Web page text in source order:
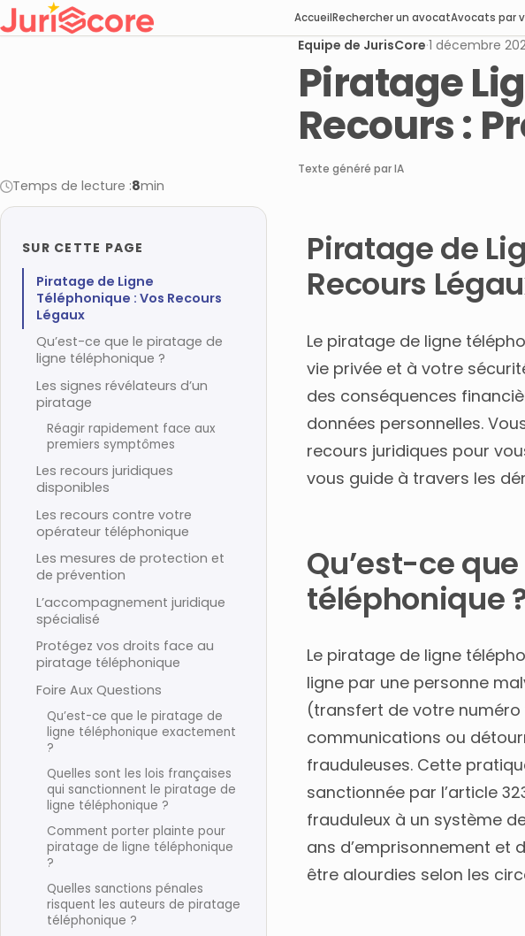
AccueilRechercher un avocatAvocats par
Equipe de JurisCore·1 décembre
Piratage
Recours :
Texte généré par IA
Temps de lecture :8min
SUR CETTE PAGE
Piratage de Ligne
Téléphonique : Vos Recours
Légaux
Qu’est-ce que le piratage de
ligne téléphonique ?
Les signes révélateurs d’un
piratage
Réagir rapidement face aux
premiers symptômes
Les recours juridiques
disponibles
Les recours contre votre
opérateur téléphonique
Les mesures de protection et
de prévention
L’accompagnement juridique
spécialisé
Protégez vos droits face au
piratage téléphonique
Foire Aux Questions
Qu’est-ce que le piratage de
ligne téléphonique exactement
?
Quelles sont les lois françaises
qui sanctionnent le piratage de
ligne téléphonique ?
Comment porter plainte pour
piratage de ligne téléphonique
?
Quelles sanctions pénales
risquent les auteurs de piratage
téléphonique ?
Piratage de
Recours
Le piratage de ligne
vie privée et à votre
des conséquences
données personnelles.
recours juridiques pour
vous guide à travers les
Qu’est-ce
téléphonique
Le piratage de ligne
ligne par une personne
(transfert de votre
communications ou
frauduleuses. Cette
sanctionnée par l’article
frauduleux à un système
ans d’emprisonnement et
être alourdies selon les